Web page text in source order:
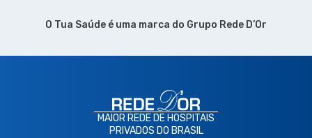
O Tua Saúde é uma marca do Grupo Rede D’Or
MAIOR REDE DE HOSPITAIS
PRIVADOS DO BRASIL